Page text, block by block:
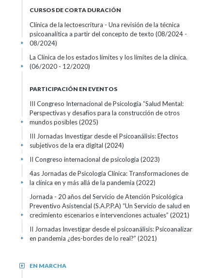
CURSOS DE CORTA DURACIÓN
Clínica de la lectoescritura - Una revisión de la técnica
psicoanalítica a partir del concepto de texto (08/2024 -
08/2024)
+
La Clínica de los estados límites y los límites de la clínica.
(06/2020 - 12/2020)
+
PARTICIPACIÓN EN EVENTOS
III Congreso Internacional de Psicología “Salud Mental:
Perspectivas y desafíos para la construcción de otros
mundos posibles(2025)
+
III Jornadas Investigar desde el Psicoanálisis: Efectos
subjetivos de la era digital (2024)
+
II Congreso internacional de psicologia (2023)
+
4as Jornadas de Psicología Clínica: Transformaciones de
la clínica en y más allá de la pandemia (2022)
+
Jornada - 20 años del Servicio de Atención Psicológica
Preventivo Asistencial (S.A.P.P.A) “Un Servicio de salud en
crecimiento escenarios e intervenciones actuales” (2021)
+
II Jornadas Investigar desde el psicoanálisis: Psicoanalizar
en pandemia ¿des-bordes de lo real?” (2021)
+
EN MARCHA
+